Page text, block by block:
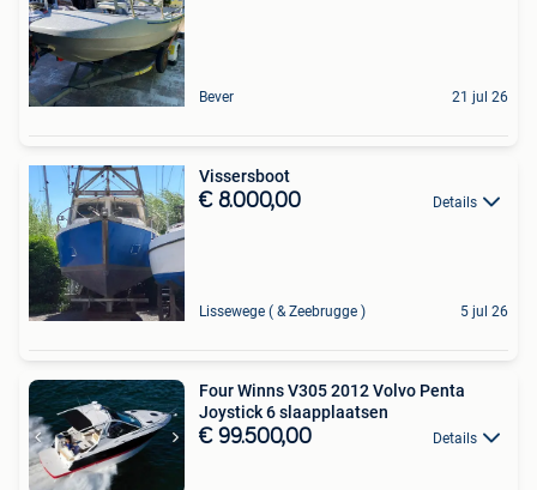
Bever 21 jul 26
Vissersboot
€ 8.000,00 Details
Lissewege ( & Zeebrugge ) 5 jul 26
Four Winns V305 2012 Volvo Penta
Joystick 6 slaapplaatsen
€ 99.500,00 Details